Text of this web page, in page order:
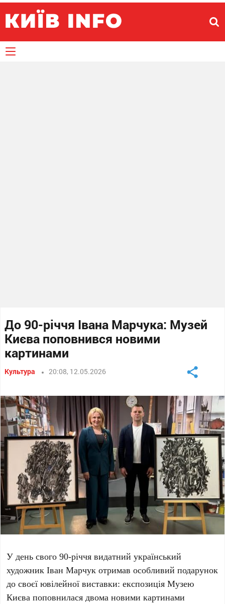
До 90-річчя Івана Марчука: Музей
Києва поповнився новими
картинами
Культура 20:08, 12.05.2026
У день свого90-річчя видатний український
художникІван Марчук отримав особливий подарунок
до своєї ювілейної виставки: експозиція Музею
Києва поповнилася двома новими картинами